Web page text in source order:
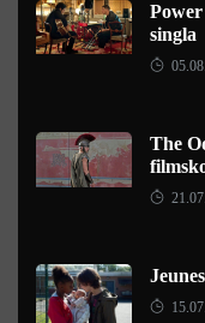
singla
The